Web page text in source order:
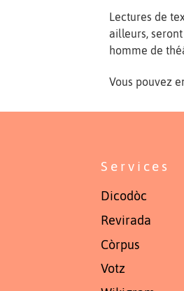
Lectures de
ailleurs,
homme de
Vous pouvez
Services
Dicodòc
Revirada
Còrpus
Votz